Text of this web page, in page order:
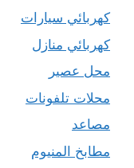
كهربائي سيارات
كهربائي منازل
محل عصير
محلات تلفونات
مصاعد
مطابخ المنيوم